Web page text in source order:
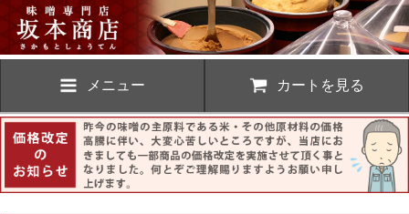
メニュー カートを見る